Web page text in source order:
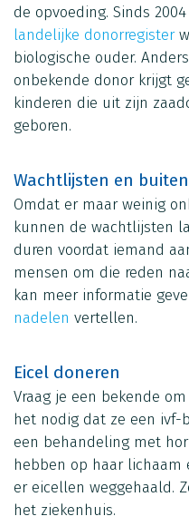
de opvoeding. Sinds
landelijke donorregister
biologische ouder.
onbekende donor krijgt
kinderen die uit zijn
geboren.
Wachtlijsten en
Omdat er maar weinig
kunnen de wachtlijsten
duren voordat iemand
mensen om die reden
kan meer informatie
nadelen vertellen.
Eicel doneren
Vraag je een bekende
het nodig dat ze een ivf-
een behandeling met
hebben op haar lichaam
er eicellen weggehaald.
het ziekenhuis.